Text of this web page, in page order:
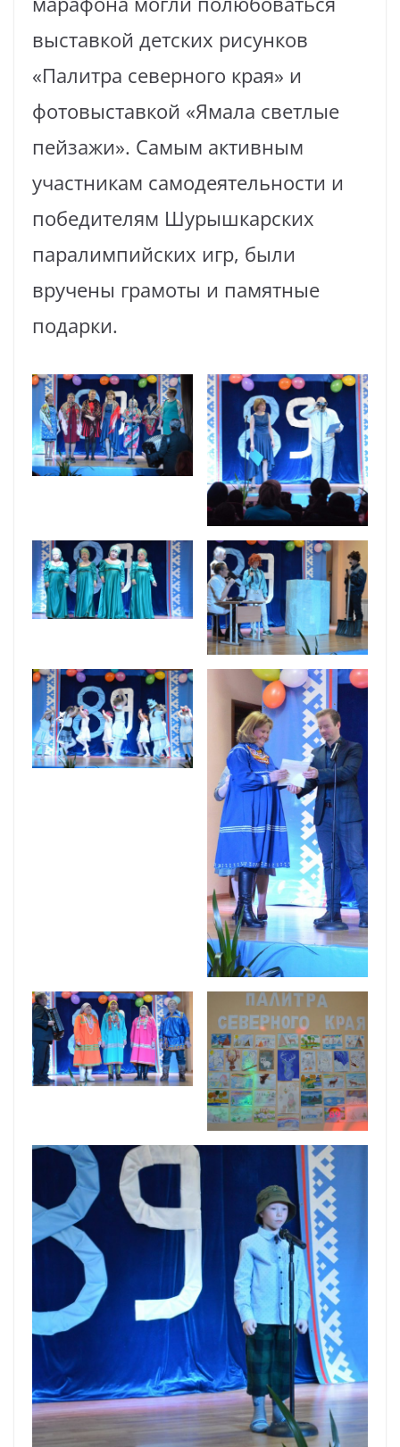
выставкой детских рисунков
«Палитра северного края» и
фотовыставкой «Ямала светлые
пейзажи». Самым активным
участникам самодеятельности и
победителям Шурышкарских
паралимпийских игр, были
вручены грамоты и памятные
подарки.